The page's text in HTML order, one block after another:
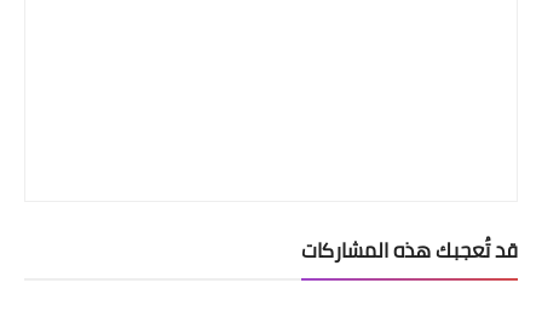
قد تُعجبك هذه المشاركات